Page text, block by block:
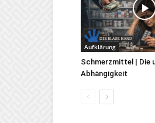
Aufklärung
Schmerzmittel | Die
Abhängigkeit